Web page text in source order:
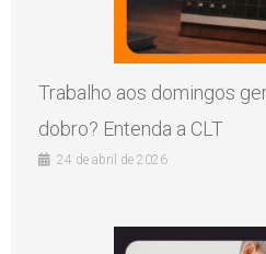
Trabalho aos domingos
dobro? Entenda a CLT
24 de abril de 2026